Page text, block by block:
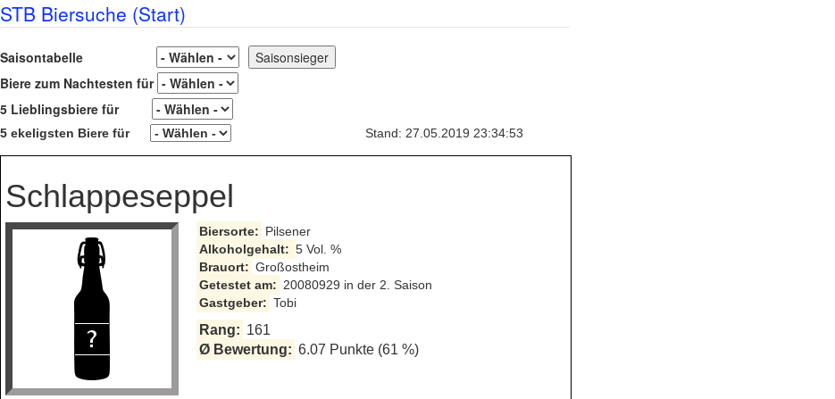
STB Biersuche (Start)
Saisontabelle
Biere zum Nachtesten für
5 Lieblingsbiere für
5 ekeligsten Biere für Stand: 27.05.2019 23:34:53
Schlappeseppel
Biersorte: Pilsener
Alkoholgehalt: 5 Vol. %
Brauort: Großostheim
Getestet am: 20080929 in der 2. Saison
Gastgeber: Tobi
Rang: 161
Ø Bewertung: 6.07 Punkte (61 %)